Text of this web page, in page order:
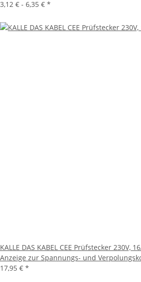
3,12 € - 6,35 € *
KALLE DAS KABEL CEE Prüfstecker 230V,
Anzeige zur Spannungs- und
17,95 € *